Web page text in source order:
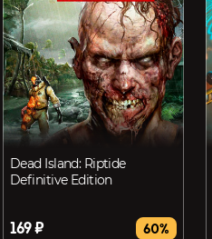
Dead Island: Riptide
Definitive Edition
169 ₽ 60%